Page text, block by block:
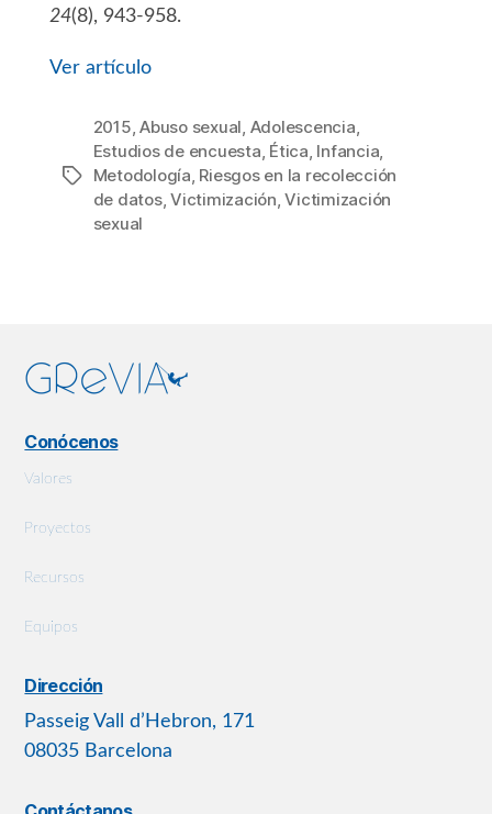
24(8), 943-958.
Ver artículo
Etiquetas
2015,Abuso sexual, Adolescencia,
Estudios de encuesta, Ética, Infancia,
Metodología, Riesgos en la recolección
de datos,Victimización,Victimización
sexual
Conócenos
Valores
Proyectos
Recursos
Equipos
Dirección
Passeig Vall d’Hebron, 171
08035 Barcelona